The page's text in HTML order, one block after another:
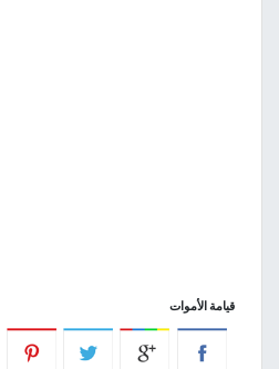
قيامة الأموات